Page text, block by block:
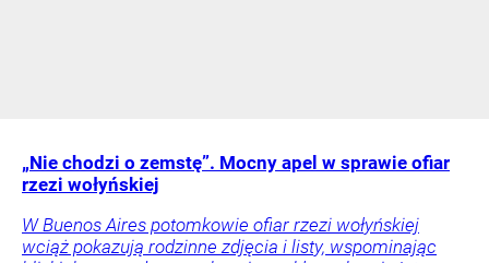
„Nie chodzi o zemstę”. Mocny apel w sprawie ofiar
rzezi wołyńskiej
W Buenos Aires potomkowie ofiar rzezi wołyńskiej
wciąż pokazują rodzinne zdjęcia i listy, wspominając